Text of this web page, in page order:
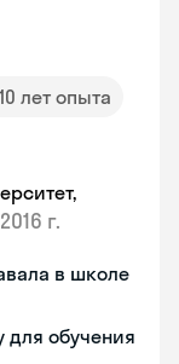
10 лет опыта
2016 г.
в школе
для обучения